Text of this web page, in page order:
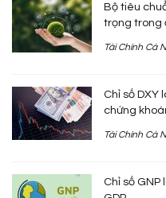
Bộ tiêu
trọng trong
Tài Chính Cá
Chỉ số DXY
chứng
Tài Chính Cá
Chỉ số GNP